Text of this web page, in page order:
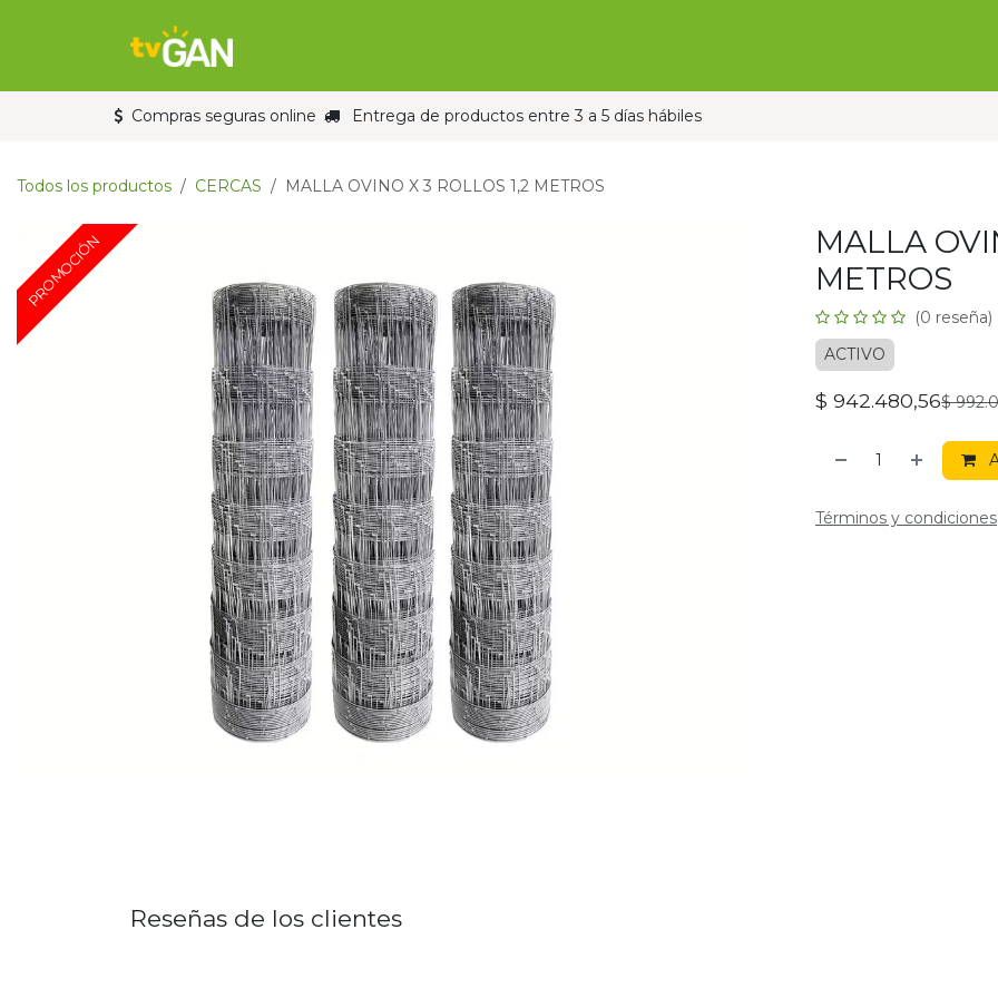
Compras seguras online Entrega de productos entre 3 a 5 días hábiles
Todos los productos CERCAS MALLA OVINO X 3 ROLLOS 1,2 METROS
PROMOCIÓN
MALLA
METROS
(0 reseña)
ACTIVO
$ 942.480,56$
Términos y condiciones
Reseñas de los clientes